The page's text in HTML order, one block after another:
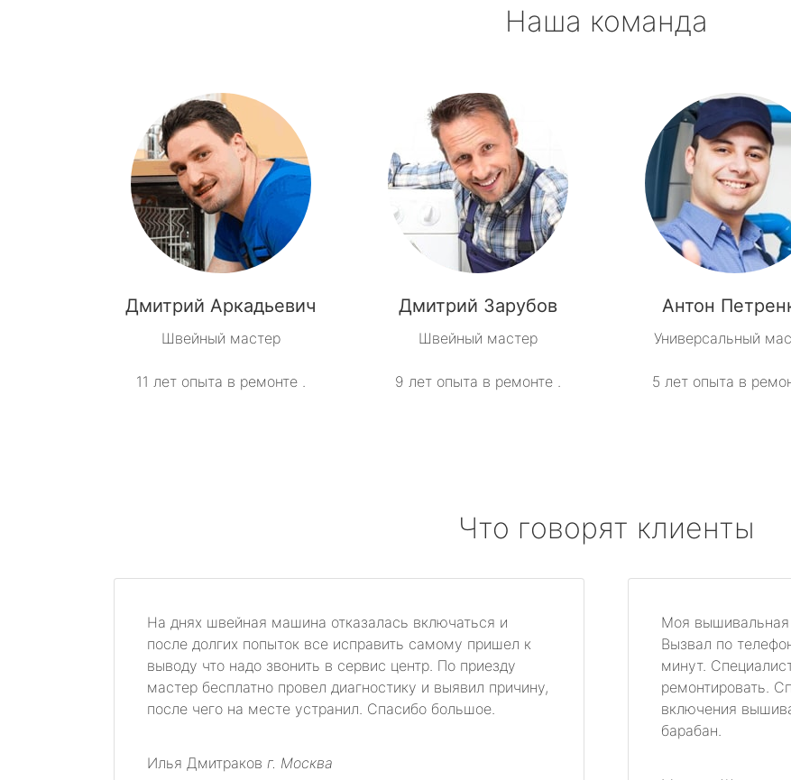
Наша команда
Дмитрий Аркадьевич
Швейный мастер
11 лет опыта в ремонте .
Дмитрий Зарубов
Швейный мастер
9 лет опыта в ремонте .
Антон
Универсальный
5 лет опыта в
Что говорят клиенты
На днях швейная машина отказалась включаться и
после долгих попыток все исправить самому пришел к
выводу что надо звонить в сервис центр. По приезду
мастер бесплатно провел диагностику и выявил причину,
после чего на месте устранил. Спасибо большое.
Илья Дмитраков г. Москва
Моя вышивальная
Вызвал по
минут.
ремонтировать.
включения
барабан.